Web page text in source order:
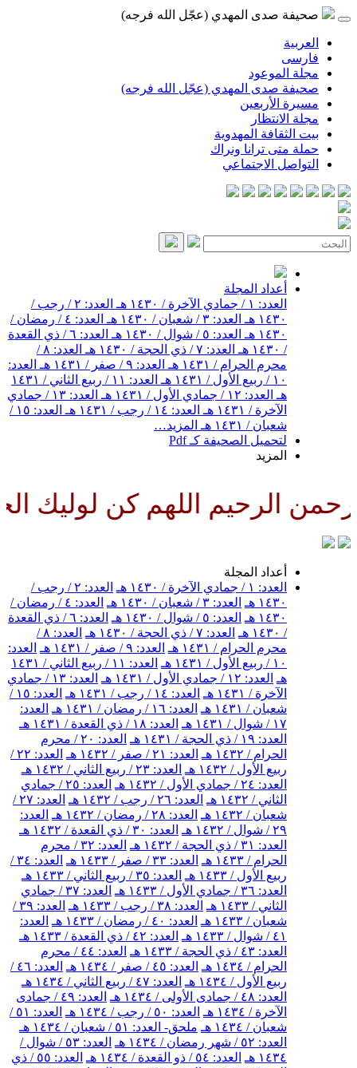
صحيفة صدى المهدي (عجّل الله فرجه)
العربية
فارسی
مجلة الموعود
صحيفة صدى المهدي (عجّل الله فرجه)
مسيرة الأربعين
مجلة الانتظار
بيت الثقافة المهدوية
حملة متى ترانا ونراك
التواصل الاجتماعي
أعداد المجلة
العدد: ١ / جمادي الآخرة / ١٤٣٠ هـ
العدد: ٢ / رجب /
١٤٣٠ هـ
العدد: ٣ / شعبان / ١٤٣٠ هـ
العدد: ٤ / رمضان /
١٤٣٠ هـ
العدد: ٥ / شوال / ١٤٣٠ هـ
العدد: ٦ / ذي القعدة
/ ١٤٣٠ هـ
العدد: ٧ / ذي الحجة / ١٤٣٠ هـ
العدد: ٨ /
محرم الحرام / ١٤٣١ هـ
العدد: ٩ / صفر / ١٤٣١ هـ
العدد:
١٠ / ربيع الأول / ١٤٣١ هـ
العدد: ١١ / ربيع الثاني / ١٤٣١
هـ العدد: ١٢ / جمادي الأول / ١٤٣١ هـ
العدد: ١٣ / جمادي
الآخرة / ١٤٣١ هـ
العدد: ١٤ / رجب / ١٤٣١ هـ
العدد: ١٥ /
شعبان / ١٤٣١ هـ
المزيد…
لتحميل الصحيفة كـ Pdf
المزيد
الرحيم اللهم كن لوليك
أعداد المجلة
العدد: ١ / جمادي الآخرة / ١٤٣٠ هـ
العدد: ٢ / رجب /
١٤٣٠ هـ
العدد: ٣ / شعبان / ١٤٣٠ هـ
العدد: ٤ / رمضان /
١٤٣٠ هـ
العدد: ٥ / شوال / ١٤٣٠ هـ
العدد: ٦ / ذي القعدة
/ ١٤٣٠ هـ
العدد: ٧ / ذي الحجة / ١٤٣٠ هـ
العدد: ٨ /
محرم الحرام / ١٤٣١ هـ
العدد: ٩ / صفر / ١٤٣١ هـ
العدد:
١٠ / ربيع الأول / ١٤٣١ هـ
العدد: ١١ / ربيع الثاني / ١٤٣١
هـ العدد: ١٢ / جمادي الأول / ١٤٣١ هـ
العدد: ١٣ / جمادي
الآخرة / ١٤٣١ هـ
العدد: ١٤ / رجب / ١٤٣١ هـ
العدد: ١٥ /
شعبان / ١٤٣١ هـ
العدد: ١٦ / رمضان / ١٤٣١ هـ
العدد:
١٧ / شوال / ١٤٣١ هـ
العدد: ١٨ / ذي القعدة / ١٤٣١ هـ
العدد: ١٩ / ذي الحجة / ١٤٣١ هـ
العدد: ٢٠ / محرم
الحرام / ١٤٣٢ هـ
العدد: ٢١ / صفر / ١٤٣٢ هـ
العدد: ٢٢ /
ربيع الأول / ١٤٣٢ هـ
العدد: ٢٣ / ربيع الثاني / ١٤٣٢ هـ
العدد: ٢٤ / جمادي الأول / ١٤٣٢ هـ
العدد: ٢٥ / جمادي
الثاني / ١٤٣٢ هـ
العدد: ٢٦ / رجب / ١٤٣٢ هـ
العدد: ٢٧ /
شعبان / ١٤٣٢ هـ
العدد: ٢٨ / رمضان / ١٤٣٢ هـ
العدد:
٢٩ / شوال / ١٤٣٢ هـ
العدد: ٣٠ / ذي القعدة / ١٤٣٢ هـ
العدد: ٣١ / ذي الحجة / ١٤٣٢ هـ
العدد: ٣٢ / محرم
الحرام / ١٤٣٣ هـ
العدد: ٣٣ / صفر / ١٤٣٣ هـ
العدد: ٣٤ /
ربيع الأول / ١٤٣٣ هـ
العدد: ٣٥ / ربيع الثاني / ١٤٣٣ هـ
العدد: ٣٦ / جمادي الأول / ١٤٣٣ هـ
العدد: ٣٧ / جمادي
الثاني / ١٤٣٣ هـ
العدد: ٣٨ / رجب / ١٤٣٣ هـ
العدد: ٣٩ /
شعبان / ١٤٣٣ هـ
العدد: ٤٠ / رمضان / ١٤٣٣ هـ
العدد:
٤١ / شوال / ١٤٣٣ هـ
العدد: ٤٢ / ذي القعدة / ١٤٣٣ هـ
العدد: ٤٣ / ذي الحجة / ١٤٣٣ هـ
العدد: ٤٤ / محرم
الحرام / ١٤٣٤ هـ
العدد: ٤٥ / صفر / ١٤٣٤ هـ
العدد: ٤٦ /
ربيع الأول / ١٤٣٤ هـ
العدد: ٤٧ / ربيع الثاني / ١٤٣٤ هـ
العدد: ٤٨ / جمادى الأولى / ١٤٣٤ هـ
العدد: ٤٩ / جمادى
الآخرة / ١٤٣٤ هـ
العدد: ٥٠ / رجب / ١٤٣٤ هـ
العدد: ٥١ /
شعبان / ١٤٣٤ هـ
ملحق- العدد: ٥١ / شعبان / ١٤٣٤ هـ
العدد: ٥٢ / شهر رمضان / ١٤٣٤ هـ
العدد: ٥٣ / شوال /
١٤٣٤ هـ
العدد: ٥٤ / ذو القعدة / ١٤٣٤ هـ
العدد: ٥٥ / ذي